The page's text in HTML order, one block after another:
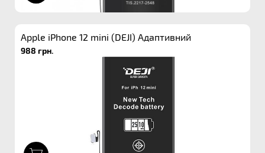
Apple iPhone 12 mini (DEJI) Адаптивний
988 грн.